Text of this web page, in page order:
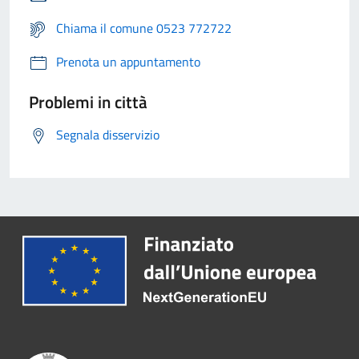
Chiama il comune 0523 772722
Prenota un appuntamento
Problemi in città
Segnala disservizio